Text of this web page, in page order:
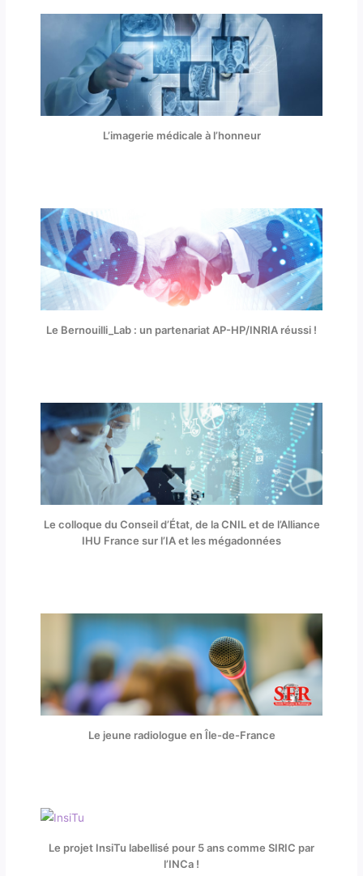
L’imagerie médicale à l’honneur
Le Bernouilli_Lab : un partenariat AP-HP/INRIA réussi !
Le colloque du Conseil d’État, de la CNIL et de l’Alliance
IHU France sur l’IA et les mégadonnées
Le jeune radiologue en Île-de-France
Le projet InsiTu labellisé pour 5 ans comme SIRIC par
l’INCa !